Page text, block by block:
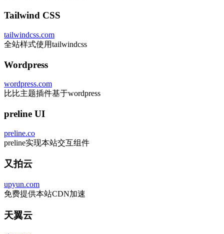
Tailwind CSS
tailwindcss.com
全站样式使用tailwindcss
Wordpress
wordpress.com
比比主题插件基于wordpress
preline UI
preline.co
preline实现本站交互组件
又拍云
upyun.com
免费提供本站CDN加速
天翼云